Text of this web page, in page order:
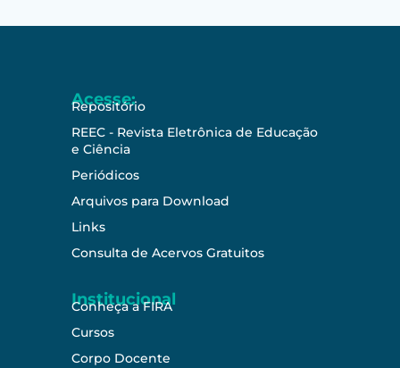
Acesse:
Repositório
REEC - Revista Eletrônica de Educação
e Ciência
Periódicos
Arquivos para Download
Links
Consulta de Acervos Gratuitos
Institucional
Conheça a FIRA
Cursos
Corpo Docente